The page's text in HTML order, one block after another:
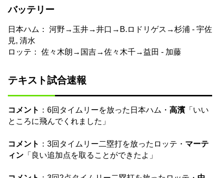
バッテリー
日本ハム： 河野→玉井→井口→B.ロドリゲス→杉浦 - 宇佐
見, 清水
ロッテ： 佐々木朗→国吉→佐々木千→益田 - 加藤
テキスト試合速報
コメント ：6回タイムリーを放った日本ハム・ 高濱 「いい
ところに飛んでくれました」
コメント ：3回タイムリー二塁打を放ったロッテ・ マーテ
ィン 「良い追加点を取ることができたよ」